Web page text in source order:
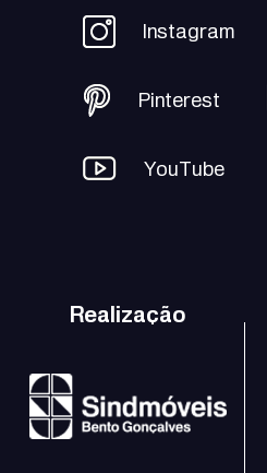
Instagram
Pinterest
YouTube
Realização